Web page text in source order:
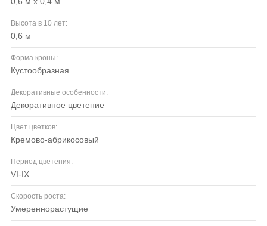
Высота в 10 лет:
0,6 м
Форма кроны:
кустообразная
Декоративные особенности:
декоративное цветение
Цвет цветков:
кремово-абрикосовый
Период цветения:
VI-IX
Скорость роста:
умереннорастущие